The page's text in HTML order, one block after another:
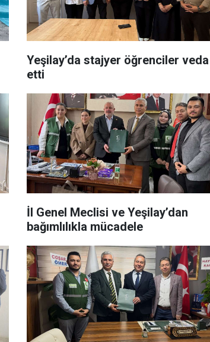
Yeşilay’da stajyer öğrenciler veda
etti
İl Genel Meclisi ve Yeşilay’dan
bağımlılıkla mücadele